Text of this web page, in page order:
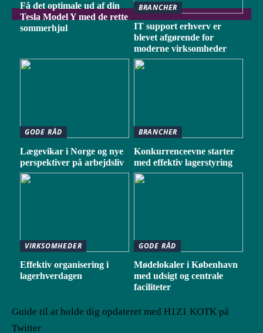
Få det optimale ud af din
Tesla Model Y med de rette
sommerhjul
BRANCHER
IT support erhverv er
blevet afgørende for
moderne virksomheder
GODE RÅD
Lægevikar i Norge og nye
perspektiver på arbejdsliv
BRANCHER
Konkurrenceevne starter
med effektiv lagerstyring
VIRKSOMHEDER
Effektiv organisering i
lagerhverdagen
GODE RÅD
Mødelokaler i København
med udsigt og centrale
faciliteter
Guide til at holde dig opdateret med H1Z1 KOTK på
Twitter